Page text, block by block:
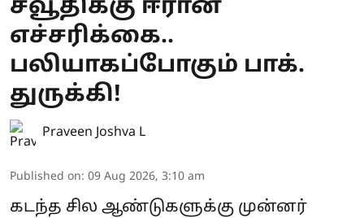
சவூதிக்கு ஈரான்
எச்சரிக்கை..
பலியாகப்போகும் பாக்.
துருக்கி!
Praveen Joshva L
Published on: 09 Aug 2026, 3:10 am
கடந்த சில ஆண்டுகளுக்கு முன்னர்